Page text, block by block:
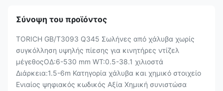
Σύνοψη του προϊόντος
TORICH GB/T3093 Q345 Σωλήνες από χάλυβα χωρίς
συγκόλληση υψηλής πίεσης για κινητήρες ντίζελ
μέγεθοςΟΔ:6-530 mm WT:0.5-38.1 χιλιοστά
Διάρκεια:1.5-6m Κατηγορία χάλυβα και χημικό στοιχείο
Ενιαίος ψηφιακός κωδικός Αξία Χημική συνιστώσα